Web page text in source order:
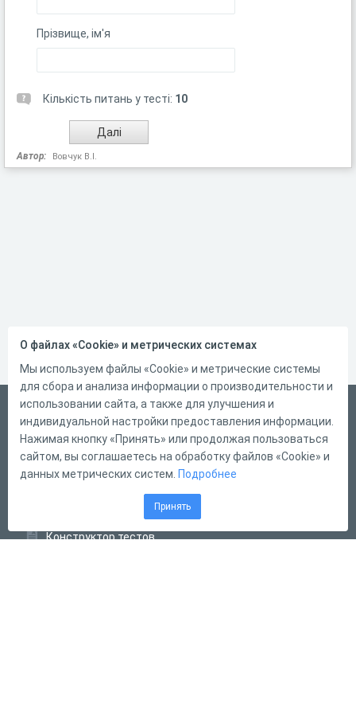
Прізвище, ім'я
Кількість питань у тесті: 10
Автор: Вовчук В.І.
Український
Справка
Форма обратной связи
Конструктор тестов
О файлах «Cookie» и метрических системах
Мы используем файлы «Cookie» и метрические системы
для сбора и анализа информации о производительности и
использовании сайта, а также для улучшения и
индивидуальной настройки предоставления информации.
Нажимая кнопку «Принять» или продолжая пользоваться
сайтом, вы соглашаетесь на обработку файлов «Cookie» и
данных метрических систем. Подробнее
Принять